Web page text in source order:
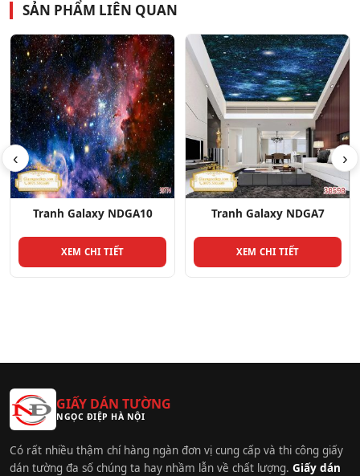
SẢN PHẨM LIÊN QUAN
‹
Tranh Galaxy NDGA7
XEM CHI TIẾT
Tranh Galaxy NDGA29
XEM CHI TIẾT
›
GIẤY DÁN TƯỜNG
NGỌC ĐIỆP HÀ NỘI
Có rất nhiều thậm chí hàng ngàn đơn vị cung cấp và thi công giấy
dán tường đa số chúng ta hay nhầm lẫn về chất lượng. Giấy dán